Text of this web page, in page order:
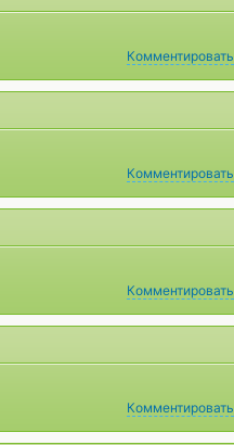
Комментировать
Комментировать
Комментировать
Комментировать